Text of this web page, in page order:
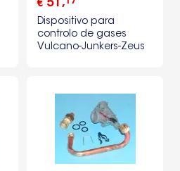
€ 51 ,
Dispositivo para
controlo de gases
Vulcano-Junkers-Zeus